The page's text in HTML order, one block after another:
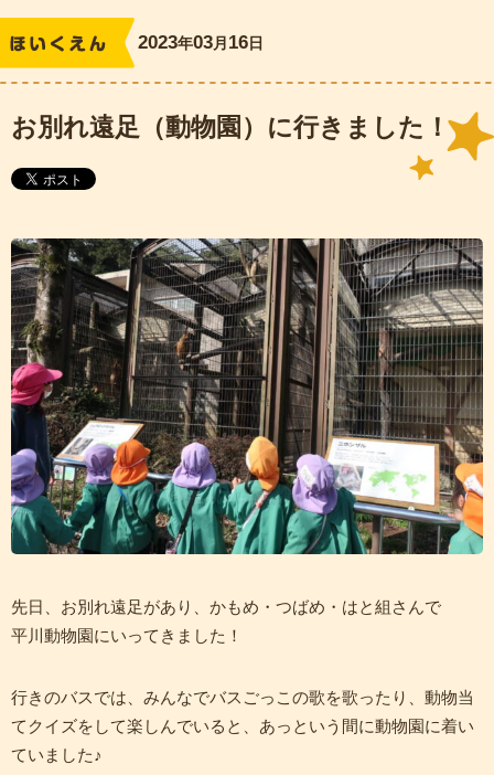
ポート
2023年03月 16 日
お別れ遠足（動物園）に行きました！
先日、お別れ遠足があり、かもめ・つばめ・はと組さんで
平川動物園にいってきました！
行きのバスでは、みんなでバスごっこの歌を歌ったり、動物当
てクイズをして楽しんでいると、あっという間に動物園に着い
ていました♪